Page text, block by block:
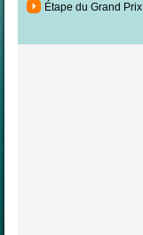
Étape du Grand Prix